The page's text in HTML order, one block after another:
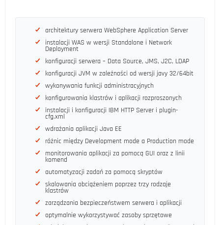
architektury serwera WebSphere Application Server
instalacji WAS w wersji Standalone i Network
Deployment
konfiguracji serwera – Data Source, JMS, J2C, LDAP
konfiguracji JVM w zależności od wersji javy 32/64bit
wykonywania funkcji administracyjnych
konfigurowania klastrów i aplikacji rozproszonych
instalacji i konfiguracji IBM HTTP Server i plugin-
cfg.xml
wdrażania aplikacji Java EE
różnic między Development mode a Production mode
monitorowania aplikacji za pomocą GUI oraz z linii
komend
automatyzacji zadań za pomocą skryptów
skalowania obciążeniem poprzez trzy rodzaje
klastrów
zarządzania bezpieczeństwem serwera i aplikacji
optymalnie wykorzystywać zasoby sprzętowe